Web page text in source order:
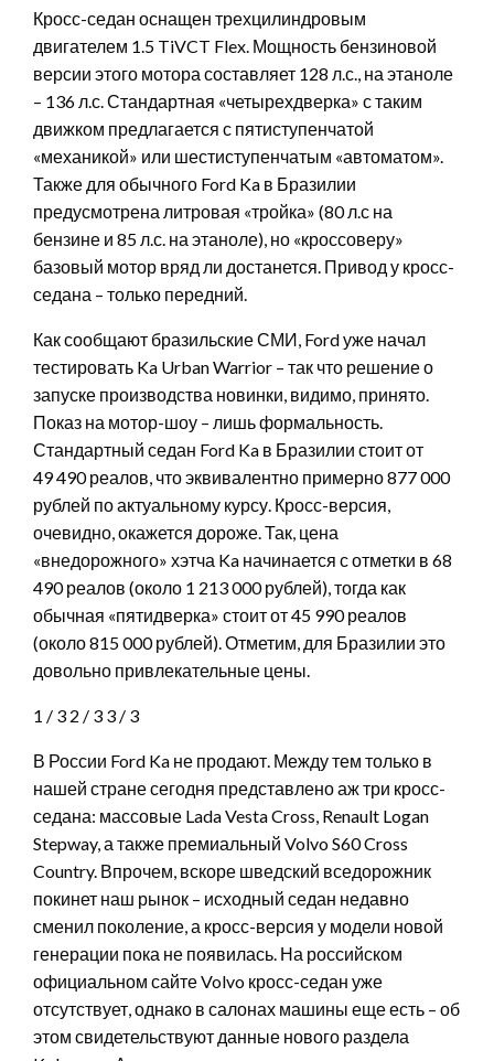
Кросс-седан оснащен трехцилиндровым
двигателем 1.5 TiVCT Flex. Мощность бензиновой
версии этого мотора составляет 128 л.с., на этаноле
– 136 л.с. Стандартная «четырехдверка» с таким
движком предлагается с пятиступенчатой
«механикой» или шестиступенчатым «автоматом».
Также для обычного Ford Ka в Бразилии
предусмотрена литровая «тройка» (80 л.с на
бензине и 85 л.с. на этаноле), но «кроссоверу»
базовый мотор вряд ли достанется. Привод у кросс-
седана – только передний.
Как сообщают бразильские СМИ, Ford уже начал
тестировать Ka Urban Warrior – так что решение о
запуске производства новинки, видимо, принято.
Показ на мотор-шоу – лишь формальность.
Стандартный седан Ford Ka в Бразилии стоит от
49 490 реалов, что эквивалентно примерно 877 000
рублей по актуальному курсу. Кросс-версия,
очевидно, окажется дороже. Так, цена
«внедорожного» хэтча Ka начинается с отметки в 68
490 реалов (около 1 213 000 рублей), тогда как
обычная «пятидверка» стоит от 45 990 реалов
(около 815 000 рублей). Отметим, для Бразилии это
довольно привлекательные цены.
1 / 3 2 / 3 3 / 3
В России Ford Ka не продают. Между тем только в
нашей стране сегодня представлено аж три кросс-
седана: массовые Lada Vesta Cross, Renault Logan
Stepway, а также премиальный Volvo S60 Cross
Country. Впрочем, вскоре шведский вседорожник
покинет наш рынок – исходный седан недавно
сменил поколение, а кросс-версия у модели новой
генерации пока не появилась. На российском
официальном сайте Volvo кросс-седан уже
отсутствует, однако в салонах машины еще есть – об
этом свидетельствуют данные нового раздела